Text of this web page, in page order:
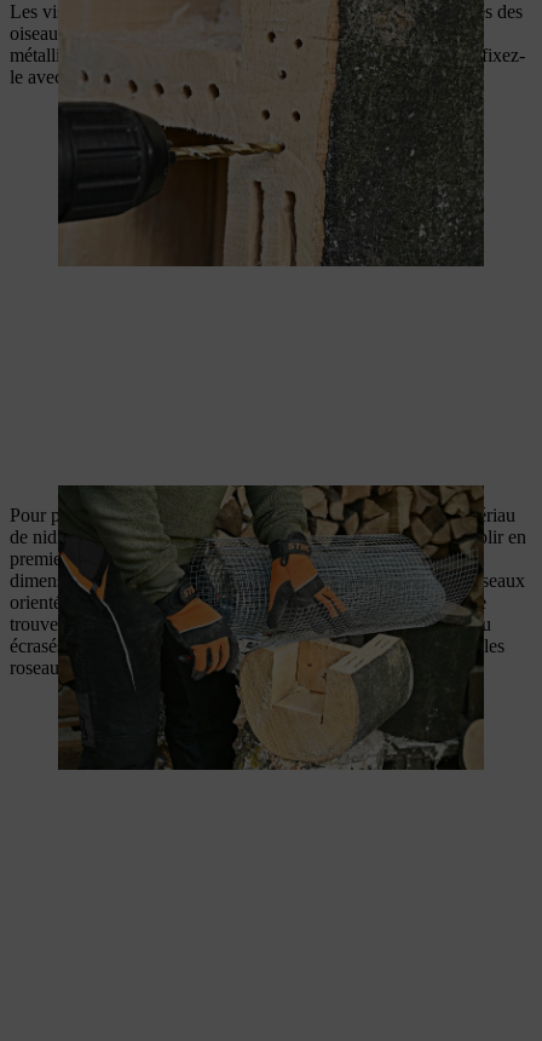
Les visiteurs de votre hôtel à insectes ont besoin d’être protégés des
oiseaux. À l’aide d’une pince, coupez un rectangle de grillage
métallique qui couvrira toute la façade avant de l’habitat, puis fixez-
le avec des crampillons.
Pour parfaire votre hôtel à insectes, garnissez-le d’un bon matériau
de nidification pour insectes. Pour cela, retournez-le pour remplir en
premier la partie inférieure : coupez des roseaux à la bonne
dimension et empilez-les dans l’alcôve avec l’ouverture des roseaux
orientée vers l’avant. Vérifiez que les nœuds des roseaux ne se
trouvent pas à l’avant et qu’ils ne sont pas éclatés, effilochés ou
écrasés. Ensuite, ajoutez de l’écorce ou du paillis d’écorce sur les
roseaux pour éviter les courants d’air et améliorer l’isolation.